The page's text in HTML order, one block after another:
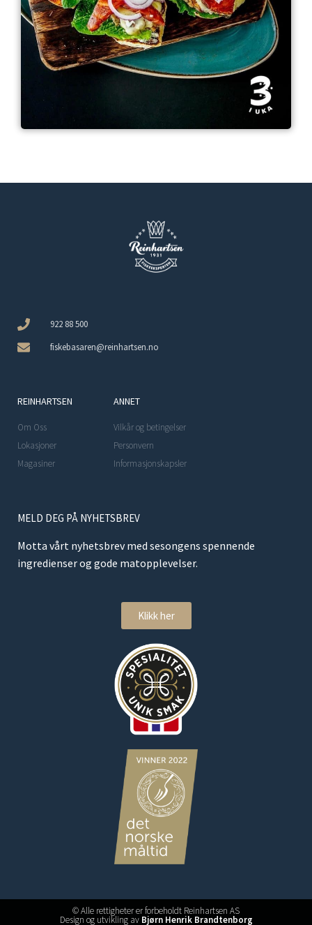
922 88 500
fiskebasaren@reinhartsen.no
REINHARTSEN
Om Oss
Lokasjoner
Magasiner
ANNET
Vilkår og betingelser
Personvern
Informasjonskapsler
MELD DEG PÅ NYHETSBREV
Motta vårt nyhetsbrev med sesongens spennende
ingredienser og gode matopplevelser.
Klikk her
© Alle rettigheter er forbeholdt Reinhartsen AS
Design og utvikling av Bjørn Henrik Brandtenborg